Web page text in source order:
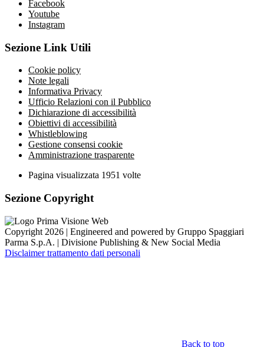
Facebook
Youtube
Instagram
Sezione Link Utili
Cookie policy
Note legali
Informativa Privacy
Ufficio Relazioni con il Pubblico
Dichiarazione di accessibilità
Obiettivi di accessibilità
Whistleblowing
Gestione consensi cookie
Amministrazione trasparente
Pagina visualizzata 1951 volte
Sezione Copyright
Copyright 2026 | Engineered and powered by Gruppo Spaggiari
Parma S.p.A. | Divisione Publishing & New Social Media
Disclaimer trattamento dati personali
Back to top